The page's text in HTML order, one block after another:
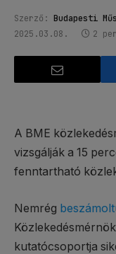
Szerző: Budapesti
2025.03.08.
2
A BME
vizsgálják a 15
fenntartható
Nemrég
kutatócsoportja